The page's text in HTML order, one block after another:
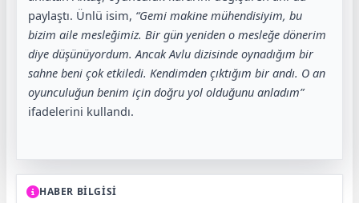
paylaştı. Ünlü isim, “Gemi makine mühendisiyim, bu
bizim aile mesleğimiz. Bir gün yeniden o mesleğe dönerim
diye düşünüyordum. Ancak Avlu dizisinde oynadığım bir
sahne beni çok etkiledi. Kendimden çıktığım bir andı. O an
oyunculuğun benim için doğru yol olduğunu anladım”
ifadelerini kullandı.
HABER BİLGİSİ